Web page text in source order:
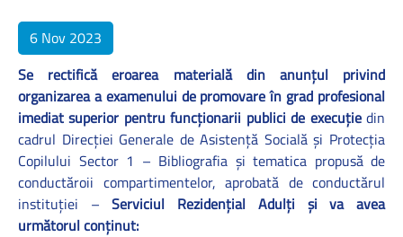
6 Nov 2023
Se rectifică eroarea materială din anunțul privind
organizarea a examenului de promovare în grad profesional
imediat superior pentru funcţionarii publici de execuţiedin
cadrul Direcției Generale de Asistență Socială și Protecția
Copilului Sector 1 – Bibliografia și tematica propusă de
conductăroii compartimentelor, aprobată de conductărul
instituției –Serviciul Rezidențial Adulți și va avea
următorul conținut: